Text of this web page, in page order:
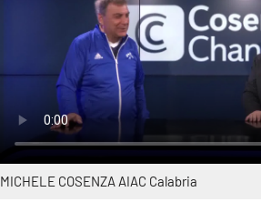
Economia e lavoro
Italia Mondo
Sanità
Sport
MICHELE COSENZA AIAC Calabria